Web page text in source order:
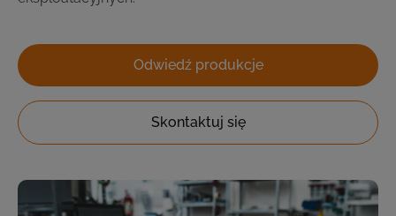
Odwiedź produkcje
Skontaktuj się